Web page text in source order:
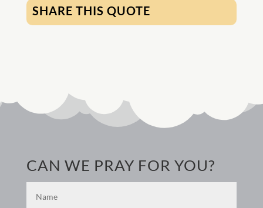
SHARE THIS QUOTE
CAN WE PRAY FOR YOU?